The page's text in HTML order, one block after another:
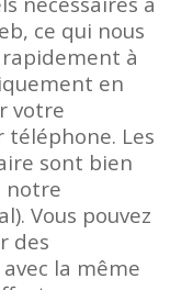
ce qui nous
à
en
votre
téléphone. Les
sont bien
notre
Vous pouvez
des
la même